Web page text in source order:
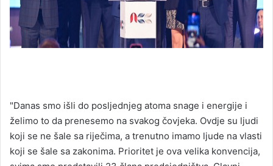
"Danas smo išli do posljednjeg atoma snage i energije i
želimo to da prenesemo na svakog čovjeka. Ovdje su ljudi
koji se ne šale sa riječima, a trenutno imamo ljude na vlasti
koji se šale sa zakonima. Prioritet je ova velika konvencija,